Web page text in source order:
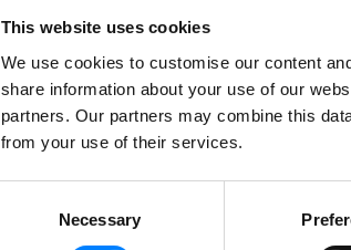
This website uses cookies
We use cookies to customise our content
share information about your use of our
partners. Our partners may combine this
from your use of their services.
Necessary
Svaret er ja – billeder af levende
GDPR.